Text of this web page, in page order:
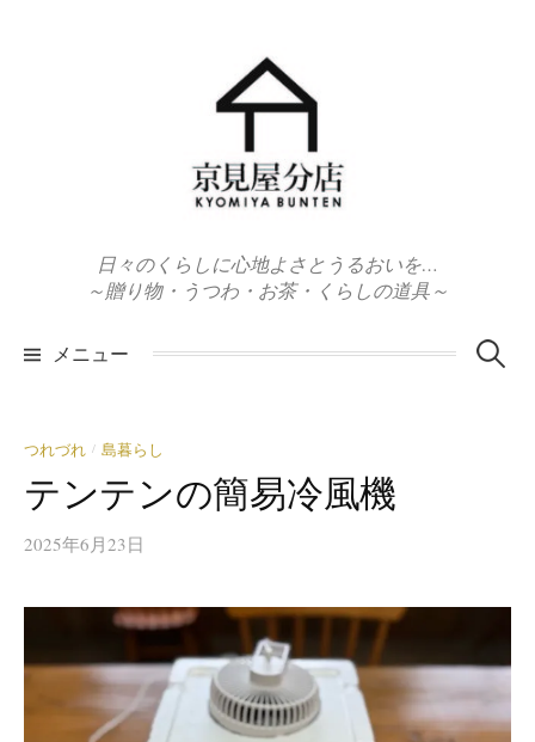
日々のくらしに心地よさとうるおいを…
～贈り物・うつわ・お茶・くらしの道具～
メニュー 検
つれづれ / 島暮らし
テンテンの簡易冷風機
2025年6月23日